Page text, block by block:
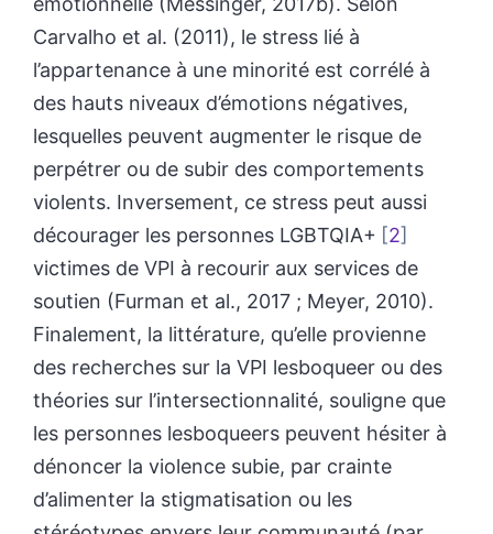
Carvalho et al. (2011), le stress lié à
l’appartenance à une minorité est corrélé à
des hauts niveaux d’émotions négatives,
lesquelles peuvent augmenter le risque de
perpétrer ou de subir des comportements
violents. Inversement, ce stress peut aussi
décourager les personnes LGBTQIA+
2
victimes de VPI à recourir aux services de
soutien (Furman et al., 2017 ; Meyer, 2010).
Finalement, la littérature, qu’elle provienne
des recherches sur la VPI lesboqueer ou des
théories sur l’intersectionnalité, souligne que
les personnes lesboqueers peuvent hésiter à
dénoncer la violence subie, par crainte
d’alimenter la stigmatisation ou les